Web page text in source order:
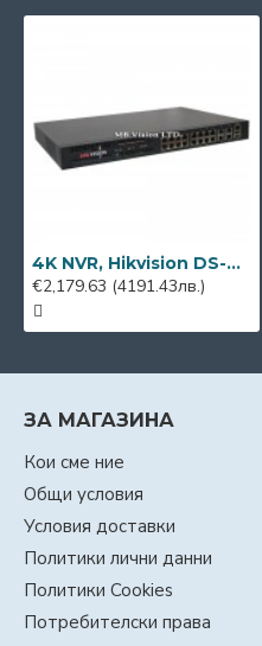
4K NVR, Hikvision DS-6904UDI, 4 канала, за видео стена
€2,179.63 (4191.43лв.)
ЗА МАГАЗИНА
Кои сме ние
Общи условия
Условия доставки
Политики лични данни
Политики Cookies
Потребителски права